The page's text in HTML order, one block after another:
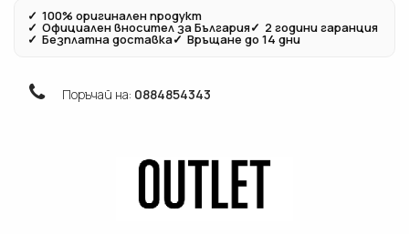
✓ 100% оригинален продукт
✓ Официален вносител за България✓ 2 години гаранция
✓ Безплатна доставка✓ Връщане до 14 дни
Поръчай на: 0884854343